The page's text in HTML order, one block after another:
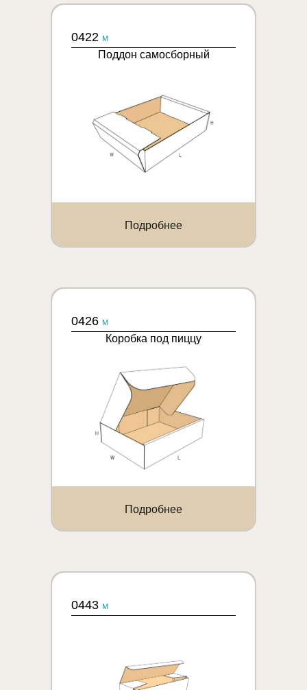
0422 M
Поддон самосборный
Подробнее
0426 M
Коробка под пиццу
Подробнее
0443 M